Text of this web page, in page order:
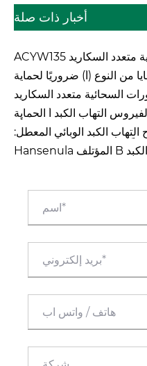
أخبار ذات صلة
لماذا يعد لقاح المكورات السحائية متعدد السكاريد ACYW135
للوقاية من التهاب السحايا؟
من النوع (أ) ضروريًا لحماية
الصحة العالمية؟
السحائية متعدد السكاريد
التهاب الكبد أ الحماية
ضد عدوى التهاب الكبد أ؟
التهاب الكبد الوبائي المعطل:
لبرامج التحصين الحديثة؟
لماذا يعتبر لقاح التهاب الكبد B المؤتلف Hansenula